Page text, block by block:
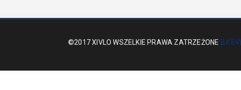
©2017 XIVLO WSZELKIE PRAWA ZATRZEŻONE BY